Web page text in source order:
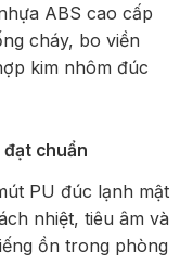
ABS cao cấp
cháy, bo viền
kim nhôm đúc
đạt chuẩn
PU đúc lạnh mật
nhiệt, tiêu âm và
ồn trong phòng